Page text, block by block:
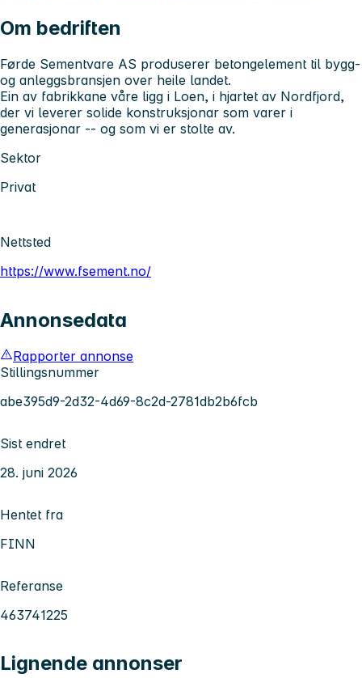
Om bedriften
Førde Sementvare AS produserer betongelement til bygg-
og anleggsbransjen over heile landet.
Ein av fabrikkane våre ligg i Loen, i hjartet av Nordfjord,
der vi leverer solide konstruksjonar som varer i
generasjonar -- og som vi er stolte av.
Sektor
Privat
Nettsted
https://www.fsement.no/
Annonsedata
Rapporter annonse
Stillingsnummer
abe395d9-2d32-4d69-8c2d-2781db2b6fcb
Sist endret
28. juni 2026
Hentet fra
FINN
Referanse
463741225
Lignende annonser